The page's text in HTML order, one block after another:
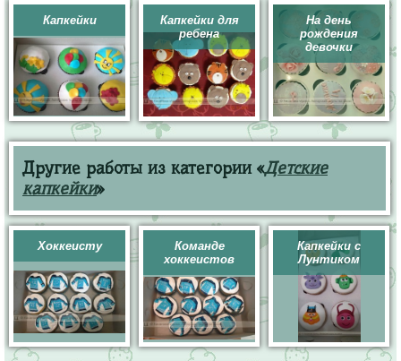
Капкейки
Капкейки для
ребена
На день
рождения
девочки
Другие работы из категории «Детские
капкейки»
Хоккеисту
Команде
хоккеистов
Капкейки с
Лунтиком